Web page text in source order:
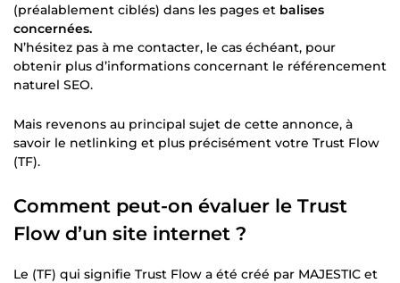
(préalablement ciblés) dans les pages et balises
concernées.
N’hésitez pas à me contacter, le cas échéant, pour
obtenir plus d’informations concernant le référencement
naturel SEO.
Mais revenons au principal sujet de cette annonce, à
savoir le netlinking et plus précisément votre Trust Flow
(TF).
Comment peut-on évaluer le Trust
Flow d’un site internet ?
Le (TF) qui signifie Trust Flow a été créé par MAJESTIC et